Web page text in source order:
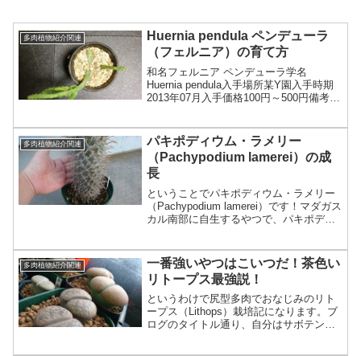
多肉植物紹介関連
Huernia pendula ペンデューラ
（フェルニア）の育て方
和名フェルニア ペンデューラ学名
Huernia pendula入手場所某Y園入手時期
2013年07月入手価格100円～500円備考
ア類の中でも強健で育てやすい。育...
多肉植物紹介関連
パキポディウム・ラメリー
（Pachypodium lamerei）の成
長
ということでパキポディウム・ラメリー
（Pachypodium lamerei）です！マダガス
カル南部に自生するやつで、パキポディ
ドの速さと強健さは、よく恵比寿笑い
（Pa...
多肉植物紹介関連
一番強いやつはこいつだ！茶色い
リトープス最強説！
というわけで尻型多肉でおなじみのリト
ープス（Lithops）栽培記になります。ブ
ログのタイトル通り、自分はサボテンの